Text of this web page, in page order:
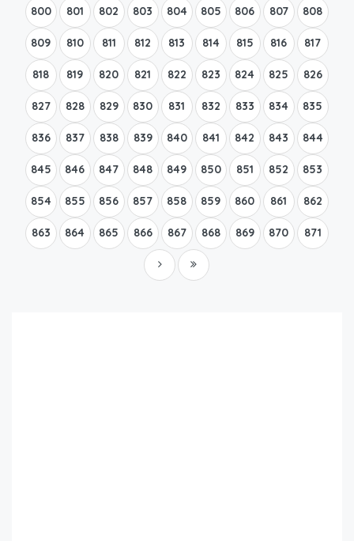
800 801 802 803 804 805 806 807 808
809 810 811 812 813 814 815 816 817
818 819 820 821 822 823 824 825 826
827 828 829 830 831 832 833 834 835
836 837 838 839 840 841 842 843 844
845 846 847 848 849 850 851 852 853
854 855 856 857 858 859 860 861 862
863 864 865 866 867 868 869 870 871